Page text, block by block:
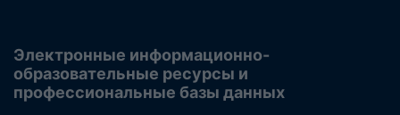
Электронные информационно-
образовательные ресурсы и
профессиональные базы данных